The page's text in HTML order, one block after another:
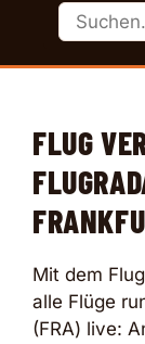
FLUG
Mit dem
alle Flüge
(FRA) live: